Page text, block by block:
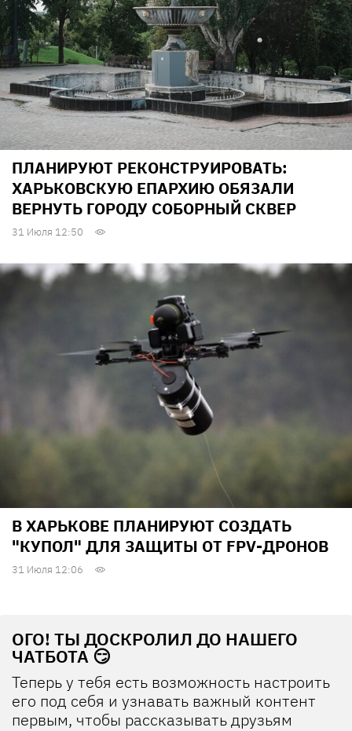
ПЛАНИРУЮТ РЕКОНСТРУИРОВАТЬ:
ХАРЬКОВСКУЮ ЕПАРХИЮ ОБЯЗАЛИ
ВЕРНУТЬ ГОРОДУ СОБОРНЫЙ СКВЕР
31 Июля 12:50
В ХАРЬКОВЕ ПЛАНИРУЮТ СОЗДАТЬ
"КУПОЛ" ДЛЯ ЗАЩИТЫ ОТ FPV-ДРОНОВ
31 Июля 12:06
ОГО! ТЫ ДОСКРОЛИЛ ДО НАШЕГО
ЧАТБОТА 😏
Теперь у тебя есть возможность настроить
его под себя и узнавать важный контент
первым, чтобы рассказывать друзьям